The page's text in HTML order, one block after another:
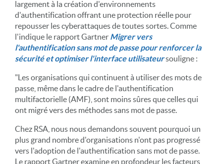
largement à la création d'environnements
d'authentification offrant une protection réelle pour
repousser les cyberattaques de toutes sortes. Comme
l'indique le rapport Gartner Migrer vers
l'authentification sans mot de passe pour renforcer la
sécurité et optimiser l'interface utilisateursouligne :
"Les organisations qui continuent à utiliser des mots de
passe, même dans le cadre de l'authentification
multifactorielle (AMF), sont moins sûres que celles qui
ont migré vers des méthodes sans mot de passe.
Chez RSA, nous nous demandons souvent pourquoi un
plus grand nombre d'organisations n'ont pas progressé
vers l'adoption de l'authentification sans mot de passe.
Le rapport Gartner examine en profondeur les facteurs